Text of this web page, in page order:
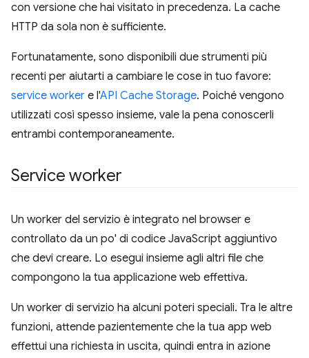
con versione che hai visitato in precedenza. La cache
HTTP da sola non è sufficiente.
Fortunatamente, sono disponibili due strumenti più
recenti per aiutarti a cambiare le cose in tuo favore:
service worker e l'API Cache Storage. Poiché vengono
utilizzati così spesso insieme, vale la pena conoscerli
entrambi contemporaneamente.
Service worker
Un worker del servizio è integrato nel browser e
controllato da un po' di codice JavaScript aggiuntivo
che devi creare. Lo esegui insieme agli altri file che
compongono la tua applicazione web effettiva.
Un worker di servizio ha alcuni poteri speciali. Tra le altre
funzioni, attende pazientemente che la tua app web
effettui una richiesta in uscita, quindi entra in azione